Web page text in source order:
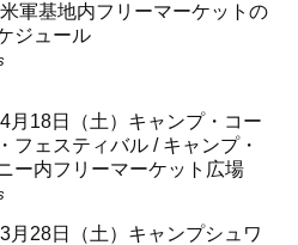
軍基地内フリーマーケットの
ジュール
月18日（土）キャンプ・コー
フェスティバル / キャンプ・
ー内フリーマーケット広場
月28日（土）キャンプシュワ